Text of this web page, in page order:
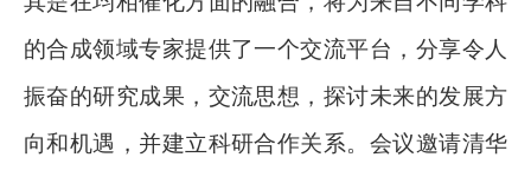
的合成领域专家提供了一个交流平台，分享令人
振奋的研究成果，交流思想，探讨未来的发展方
向和机遇，并建立科研合作关系。 会议邀请清华